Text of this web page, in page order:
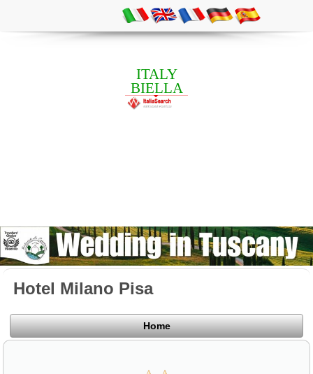
ITALY
BIELLA
Hotel Milano Pisa
Home